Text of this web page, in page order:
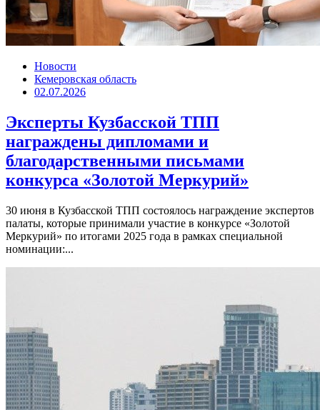
Новости
Кемеровская область
02.07.2026
Эксперты Кузбасской ТПП
награждены дипломами и
благодарственными письмами
конкурса «Золотой Меркурий»
30 июня в Кузбасской ТПП состоялось награждение экспертов
палаты, которые принимали участие в конкурсе «Золотой
Меркурий» по итогами 2025 года в рамках специальной
номинации:...